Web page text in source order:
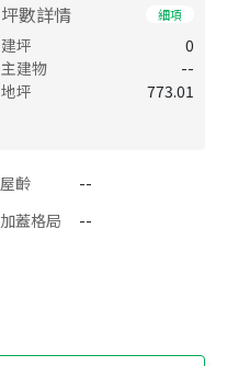
坪數詳情 細項
建坪
0
主建物
--
地坪
773.01
屋齡
--
加蓋格局
--